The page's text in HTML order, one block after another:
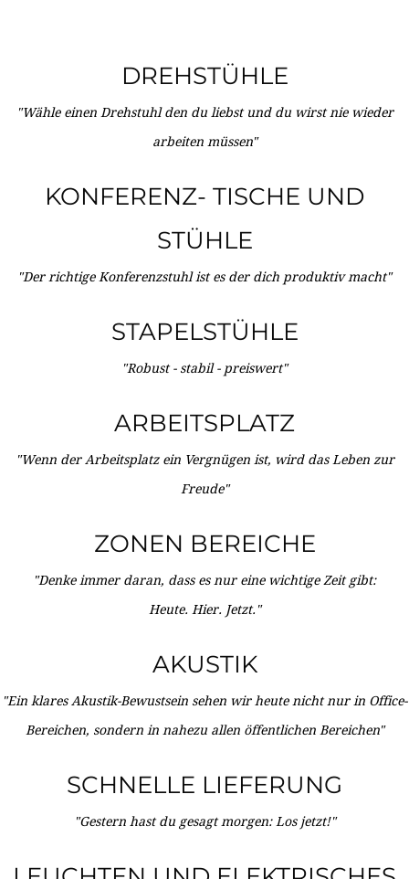
DREHSTÜHLE
"Wähle einen Drehstuhl den du liebst und du wirst nie wieder
arbeiten müssen"
KONFERENZ- TISCHE UND
STÜHLE
"Der richtige Konferenzstuhl ist es der dich produktiv macht"
STAPELSTÜHLE
"Robust - stabil - preiswert"
ARBEITSPLATZ
"Wenn der Arbeitsplatz ein Vergnügen ist, wird das Leben zur
Freude"
ZONEN BEREICHE
"Denke immer daran, dass es nur eine wichtige Zeit gibt:
Heute. Hier. Jetzt."
AKUSTIK
"Ein klares Akustik-Bewustsein sehen wir heute nicht nur in Office-
Bereichen, sondern in nahezu allen öffentlichen Bereichen"
SCHNELLE LIEFERUNG
"Gestern hast du gesagt morgen: Los jetzt!"